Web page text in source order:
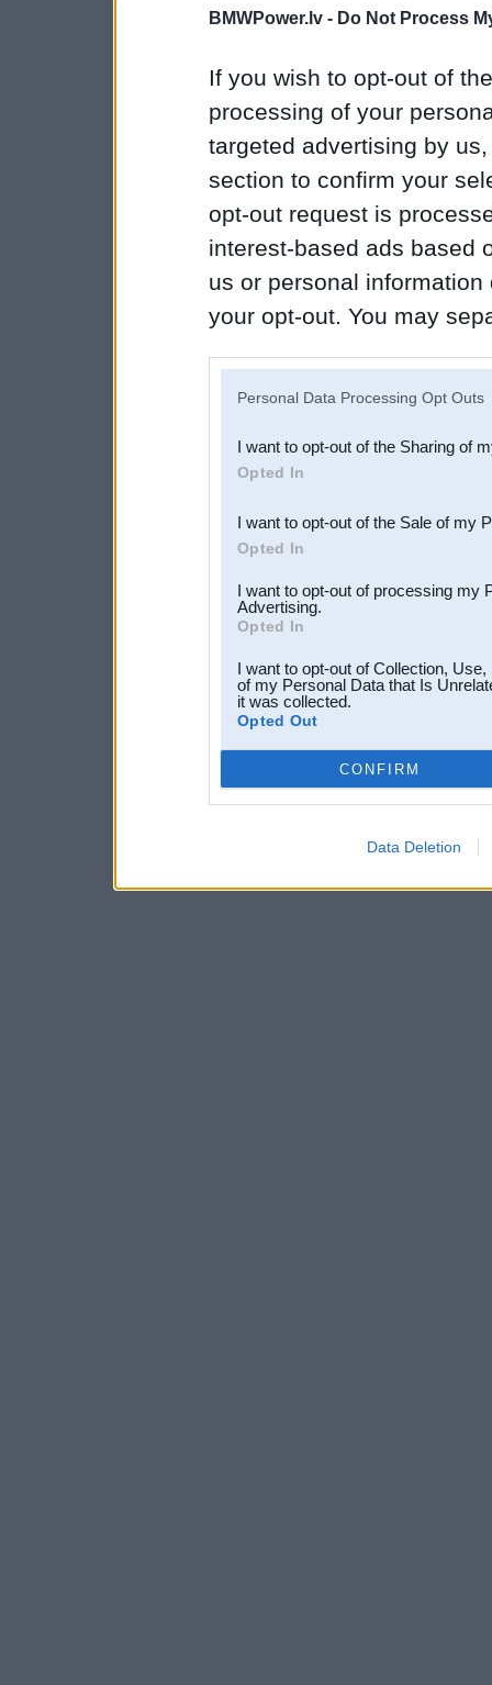
BMWPower.lv - Do Not Process
If you wish to opt-out of
processing of your
targeted advertising by
section to confirm your
opt-out request is
interest-based ads based
us or personal
your opt-out. You may
Downstream Participants
third parties.
Personal Data Processing Opt Outs
I want to opt-out of the Sharing of
Opted In
I want to opt-out of the Sale of my
Opted In
I want to opt-out of processing my
Advertising.
Opted In
I want to opt-out of Collection,
of my Personal Data that Is
it was collected.
Opted Out
CONFIRM
Data Deletion